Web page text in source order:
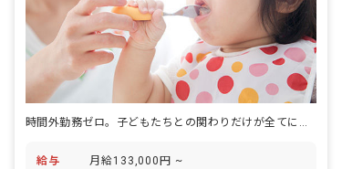
時間外勤務ゼロ。子どもたちとの関わりだけが全てになる園。
給与 月給133,000円 ~